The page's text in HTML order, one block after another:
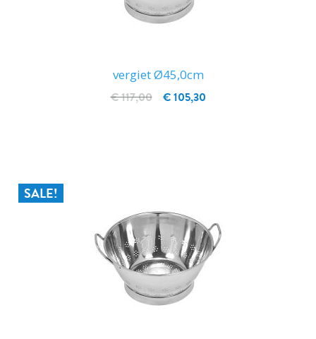
vergiet Ø45,0cm
€ 105,30
€ 117,00
SALE!